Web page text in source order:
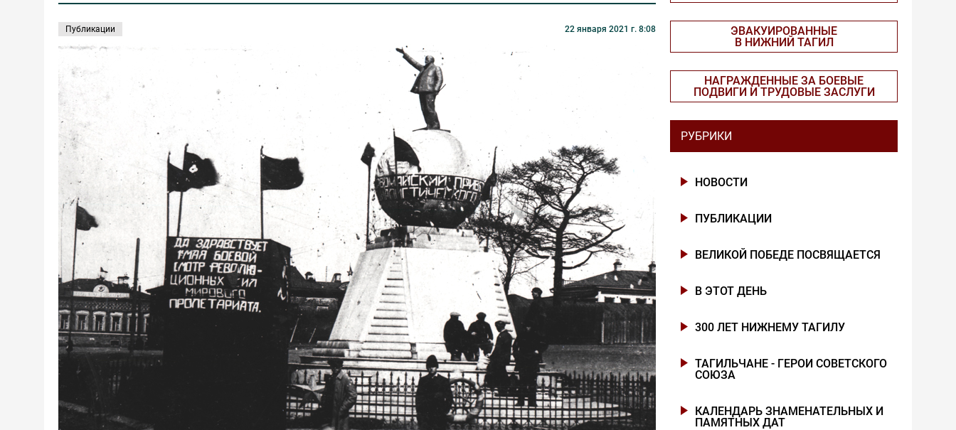
Публикации 22 января 2021 г. 8:08
ЭВАКУИРОВАННЫЕ
В НИЖНИЙ ТАГИЛ
НАГРАЖДЕННЫЕ ЗА БОЕВЫЕ
ПОДВИГИ И ТРУДОВЫЕ ЗАСЛУГИ
РУБРИКИ
НОВОСТИ
ПУБЛИКАЦИИ
ВЕЛИКОЙ ПОБЕДЕ ПОСВЯЩАЕТСЯ
В ЭТОТ ДЕНЬ
300 ЛЕТ НИЖНЕМУ ТАГИЛУ
ТАГИЛЬЧАНЕ - ГЕРОИ СОВЕТСКОГО
СОЮЗА
КАЛЕНДАРЬ ЗНАМЕНАТЕЛЬНЫХ И
ПАМЯТНЫХ ДАТ